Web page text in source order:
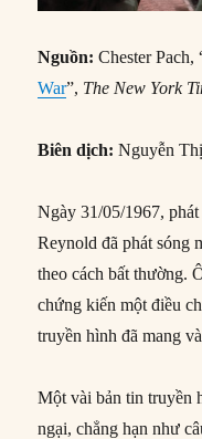
Nguồn: Chester Pach,
War”, The New York
Biên dịch:Nguyễn
Ngày 31/05/1967,
Reynold đã phát sóng
theo cách bất thường.
chứng kiến một điều
truyền hình đã mang
Một vài bản tin truyền
ngại, chẳng hạn như